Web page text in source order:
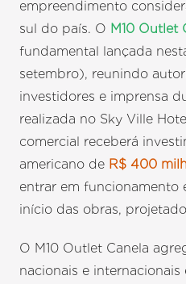
empreendimento
sul do país. O M10 Outlet
fundamental lançada
setembro), reunindo
investidores e imprensa
realizada no Sky Ville
comercial receberá
americano de R$ 400
entrar em funcionamento
início das obras,
O M10 Outlet Canela
nacionais e internacionais